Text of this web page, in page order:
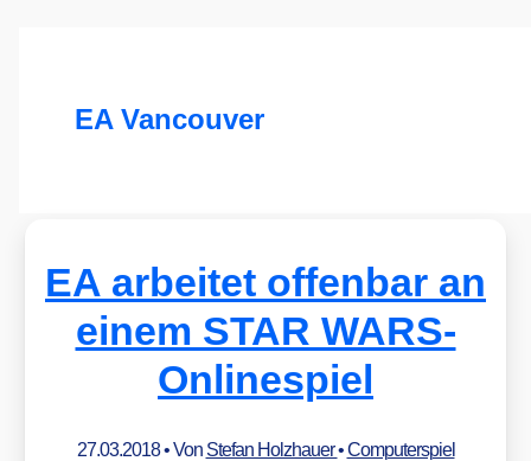
EA Vancouver
EA arbeitet offenbar an
einem STAR WARS-
Onlinespiel
27.03.2018• Von Stefan Holzhauer•Computerspiel